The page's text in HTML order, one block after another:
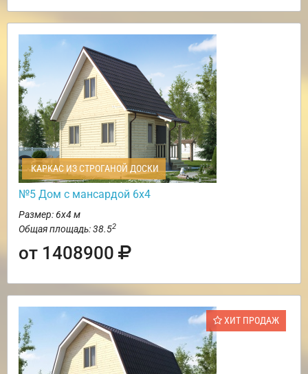
КАРКАС ИЗ СТРОГАНОЙ ДОСКИ
№5 Дом с мансардой 6х4
Размер: 6х4 м
Общая площадь: 38.52
от 1408900
ХИТ ПРОДАЖ